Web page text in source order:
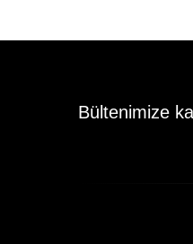
Bültenimize